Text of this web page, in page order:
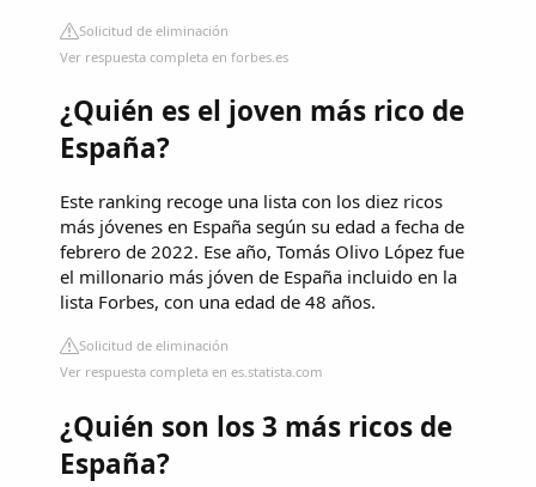
Solicitud de eliminación
Ver respuesta completa en forbes.es
¿Quién es el joven más rico de
España?
Este ranking recoge una lista con los diez ricos
más jóvenes en España según su edad a fecha de
febrero de 2022. Ese año, Tomás Olivo López fue
el millonario más jóven de España incluido en la
lista Forbes, con una edad de 48 años.
Solicitud de eliminación
Ver respuesta completa en es.statista.com
¿Quién son los 3 más ricos de
España?